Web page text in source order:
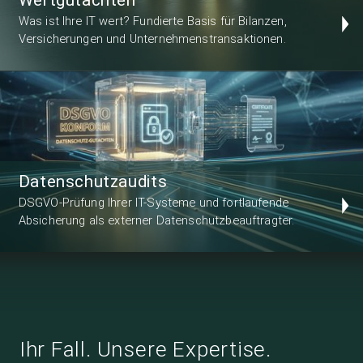
Was ist Ihre IT wert? Fundierte Basis für Bilanzen,
Versicherungen und Unternehmenstransaktionen.
Datenschutzaudits
DSGVO-Prüfung Ihrer IT-Systeme und fortlaufende
Absicherung als externer Datenschutzbeauftragter.
Ihr Fall. Unsere Expertise.